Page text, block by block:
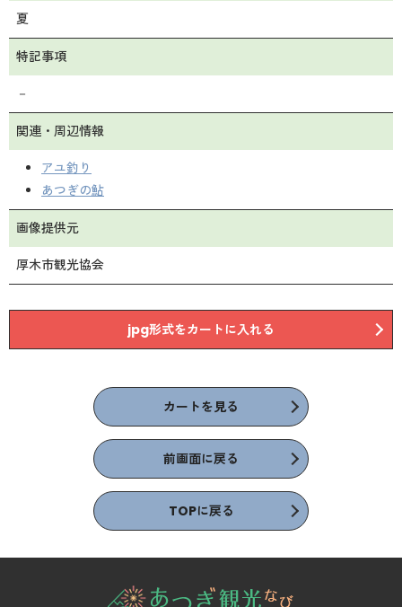
夏
特記事項
－
関連・周辺情報
アユ釣り
あつぎの鮎
画像提供元
厚木市観光協会
jpg形式をカートに入れる
カートを見る
前画面に戻る
TOPに戻る